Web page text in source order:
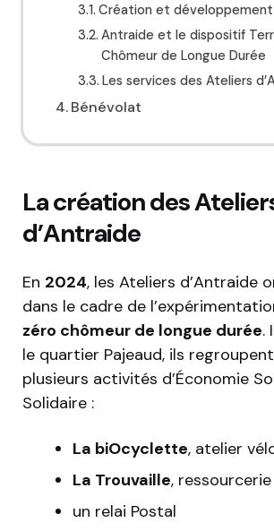
Création et développement
Antraide et le dispositif
Chômeur de Longue Durée
Les services des Ateliers
Bénévolat
La création des
d’Antraide
En 2024, les Ateliers d’Antraide
dans le cadre de
zéro chômeur de longue durée.
le quartier Pajeaud, ils
plusieurs activités d’Économie
Solidaire :
La biOcyclette, atelier
La Trouvaille, ressourcerie
un relai Postal